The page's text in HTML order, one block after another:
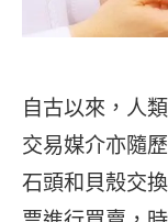
自古以來，人
交易媒介亦隨
石頭和貝殼交